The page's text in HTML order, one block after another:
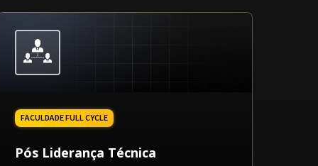
Pós Liderança Técnica